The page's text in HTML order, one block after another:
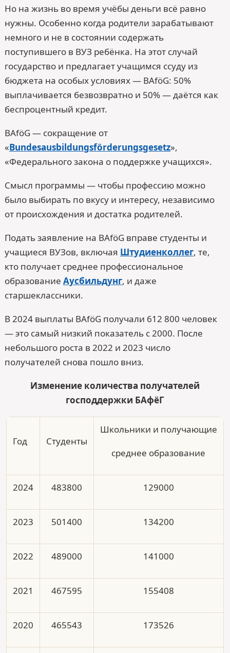
Но на жизнь во время учёбы деньги всё равно
нужны. Особенно когда родители зарабатывают
немного и не в состоянии содержать
поступившего в ВУЗ ребёнка. На этот случай
государство и предлагает учащимся ссуду из
бюджета на особых условиях — BAföG: 50%
выплачивается безвозвратно и 50% — даётся как
беспроцентный кредит.
BAföG — сокращение от
«Bundesausbildungsförderungsgesetz»,
«Федерального закона о поддержке учащихся».
Смысл программы — чтобы профессию можно
было выбирать по вкусу и интересу, независимо
от происхождения и достатка родителей.
Подать заявление на BAföG вправе студенты и
учащиеся ВУЗов, включая Штудиенколлег, те,
кто получает среднее профессиональное
образование Аусбильдунг, и даже
старшеклассники.
В 2024 выплаты BAföG получали 612 800 человек
— это самый низкий показатель с 2000. После
небольшого роста в 2022 и 2023 число
получателей снова пошло вниз.
Изменение количества получателей
господдержки БАфёГ
Год Студенты
Школьники и получающие
среднее образование
2024 483800 129000
2023 501400 134200
2022 489000 141000
2021 467595 155408
2020 465543 173526